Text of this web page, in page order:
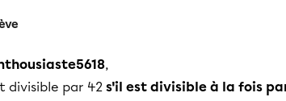
,
divisible par 42 s'il est divisible à la fois